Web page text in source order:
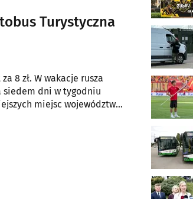
Turystyczna
8 zł. W wakacje rusza
siedem dni w tygodniu
miejsc województwa